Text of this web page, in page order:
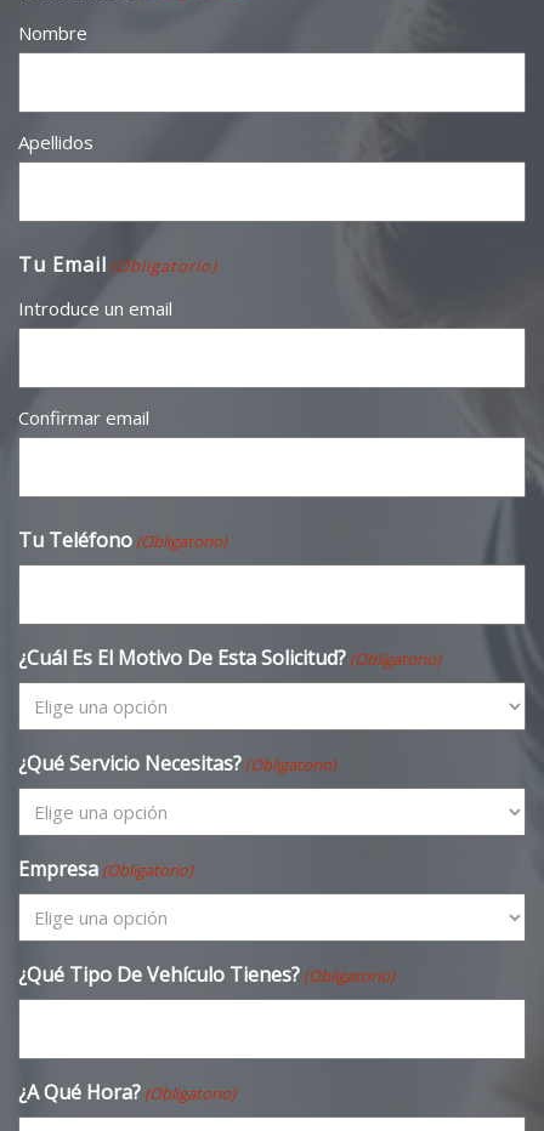
Nombre
Apellidos
Tu Email (Obligatorio)
Introduce un email
Confirmar email
Tu Teléfono (Obligatorio)
¿Cuál Es El Motivo De Esta Solicitud? (Obligatorio)
¿Qué Servicio Necesitas? (Obligatorio)
Empresa (Obligatorio)
¿Qué Tipo De Vehículo Tienes? (Obligatorio)
¿A Qué Hora? (Obligatorio)